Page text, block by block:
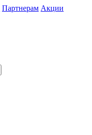
Партнерам Акции